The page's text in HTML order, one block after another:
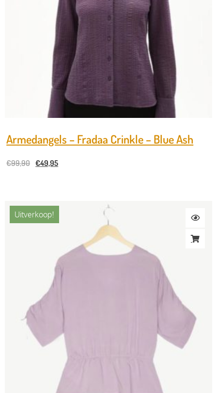
Armedangels – Fradaa Crinkle – Blue Ash
€99,90 €49,95
Uitverkoop!